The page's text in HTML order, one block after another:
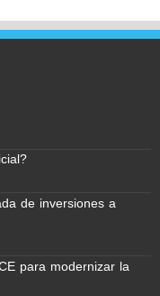
de inversiones a
para modernizar la